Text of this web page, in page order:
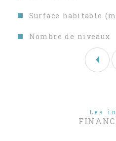
Surface habitable
Nombre de niveaux
Les